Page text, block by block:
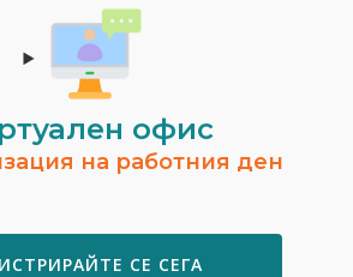
офис
на работния ден
СЕ СЕГА